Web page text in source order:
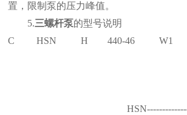
置，限制泵的压力峰值。
5.三螺杆泵的型号说明
C HSN H 440-46